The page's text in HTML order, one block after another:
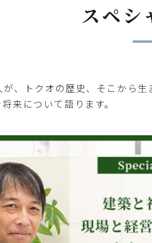
スペシ
、トクオの歴史、そこから生
来について語ります。